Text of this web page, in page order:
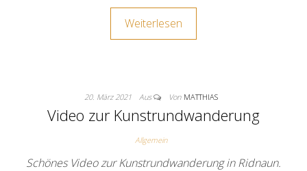
Weiterlesen
20. März 2021 Aus Von MATTHIAS
Video zur Kunstrundwanderung
Allgemein
Schönes Video zur Kunstrundwanderung in Ridnaun.